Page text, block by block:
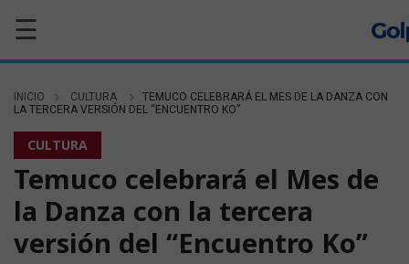
☰
INICIO CULTURA
TEMUCO CELEBRARÁ EL MES DE LA DANZA CON
LA TERCERA VERSIÓN DEL “ENCUENTRO KO”
CULTURA
Temuco celebrará el Mes de
la Danza con la tercera
versión del “Encuentro Ko”